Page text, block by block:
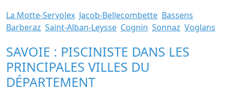
La Motte-Servolex Jacob-Bellecombette Bassens
Barberaz Saint-Alban-Leysse Cognin Sonnaz Voglans
SAVOIE : PISCINISTE DANS LES
PRINCIPALES VILLES DU
DÉPARTEMENT